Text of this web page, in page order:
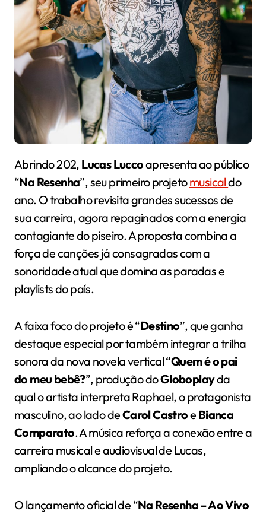
Abrindo 202, Lucas Luccoapresenta ao público
“Na Resenha”, seu primeiro projetomusicaldo
ano. O trabalho revisita grandes sucessos de
sua carreira, agora repaginados com a energia
contagiante do piseiro. A proposta combina a
força de canções já consagradas com a
sonoridade atual que domina as paradas e
playlists do país.
A faixa foco do projeto é “Destino”, que ganha
destaque especial por também integrar a trilha
sonora da nova novela vertical “Quem é o pai
do meu bebê?”, produção doGloboplayda
qual o artista interpreta Raphael, o protagonista
masculino, ao lado deCarol Castroe Bianca
Comparato. A música reforça a conexão entre a
carreira musical e audiovisual de Lucas,
ampliando o alcance do projeto.
O lançamento oficial de “Na Resenha – Ao Vivo